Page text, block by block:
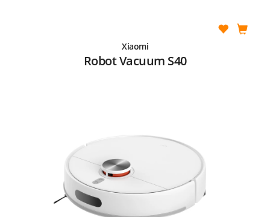
Xiaomi
Robot Vacuum S40